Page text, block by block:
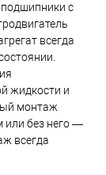
с
всегда
жидкости и
монтаж
без него —
всегда